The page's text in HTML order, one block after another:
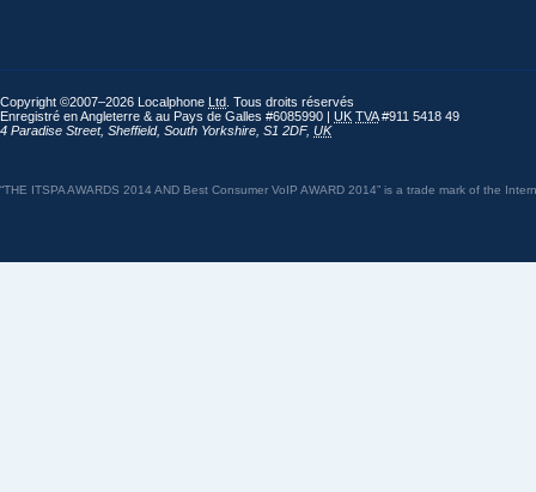
Copyright ©2007–2026 Localphone Ltd . Tous droits réservés
Enregistré en Angleterre & au Pays de Galles #6085990 | UK TVA#911 5418 49
4 Paradise Street, Sheffield, South Yorkshire S1 2DF, UK
“THE ITSPA AWARDS 2014 AND Best Consumer VoIP AWARD 2014” is a trade mark of the